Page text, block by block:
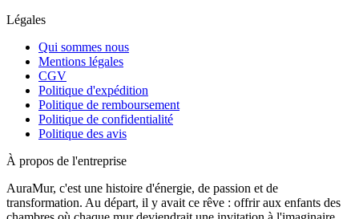
Légales
Qui sommes nous
Mentions légales
CGV
Politique d'expédition
Politique de remboursement
Politique de confidentialité
Politique des avis
À propos de l'entreprise
AuraMur, c'est une histoire d'énergie, de passion et de
transformation. Au départ, il y avait ce rêve : offrir aux enfants des